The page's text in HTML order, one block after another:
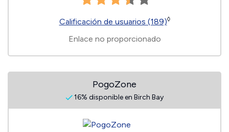
Calificación de usuarios (189)◊
Enlace no proporcionado
PogoZone
16% disponible en Birch Bay